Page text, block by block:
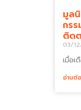
มูล
กร
ติด
03/
เมื่อเ
อ่านต่